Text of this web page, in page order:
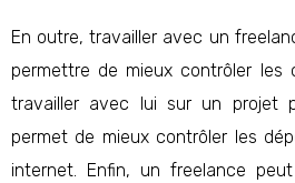
En outre, travailler avec un
permettre de mieux contrôler les
travailler avec lui sur un projet
permet de mieux contrôler les
internet. Enfin, un freelance